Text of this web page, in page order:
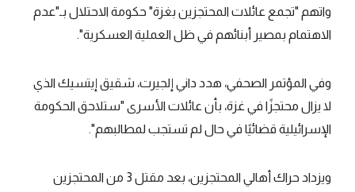
واتهم "تجمع عائلات المحتجزين بغزة" حكومة الاحتلال بـ"عدم
الاهتمام بمصير أبنائهم في ظل العملية العسكرية".
وفي المؤتمر الصحفي، هدد داني إلجيرت، شقيق إيتسيك الذي
لا يزال محتجزًا في غزة، بأن عائلات الأسرى "ستلاحق الحكومة
الإسرائيلية قضائيًا في حال لم تستجب لمطالبهم".
ويزداد حراك أهالي المحتجزين، بعد مقتل 3 من المحتجزين